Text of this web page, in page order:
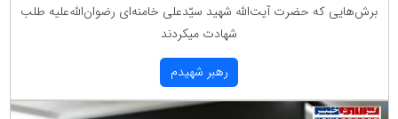
برش‌هایی كه حضرت آیت‌الله شهید سیّدعلی خامنه‌ای رضوان‌الله‌علیه طلب
شهادت میكردند
رهبر شهیدم